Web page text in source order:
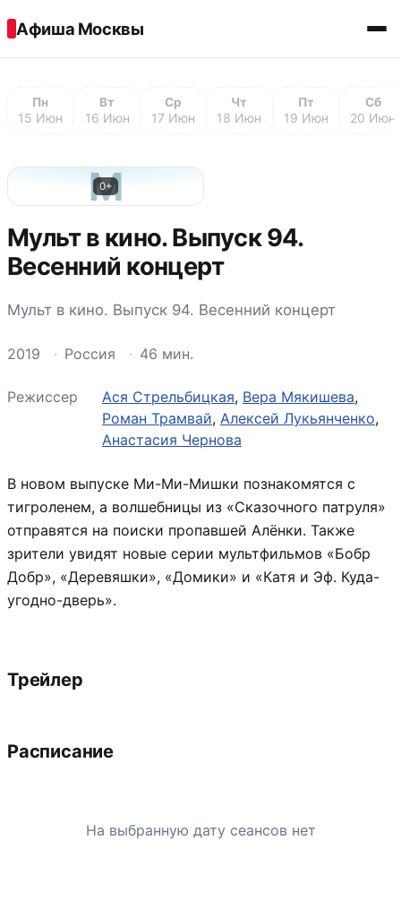
Афиша Москвы
Пн
15 Июн
Вт
16 Июн
Ср
17 Июн
Чт
18 Июн
Пт
19 Июн
Сб
20 Июн
М
0+
Мульт в кино. Выпуск 94.
Весенний концерт
Мульт в кино. Выпуск 94. Весенний концерт
2019 · Россия · 46 мин.
Режиссер Ася Стрельбицкая, Вера Мякишева,
Роман Трамвай, Алексей Лукьянченко,
Анастасия Чернова
В новом выпуске Ми-Ми-Мишки познакомятся с
тигроленем, а волшебницы из «Сказочного патруля»
отправятся на поиски пропавшей Алёнки. Также
зрители увидят новые серии мультфильмов «Бобр
Добр», «Деревяшки», «Домики» и «Катя и Эф. Куда-
угодно-дверь».
Трейлер
Расписание
На выбранную дату сеансов нет